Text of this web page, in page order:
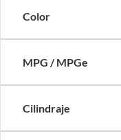
Color
MPG / MPGe
Cilindraje